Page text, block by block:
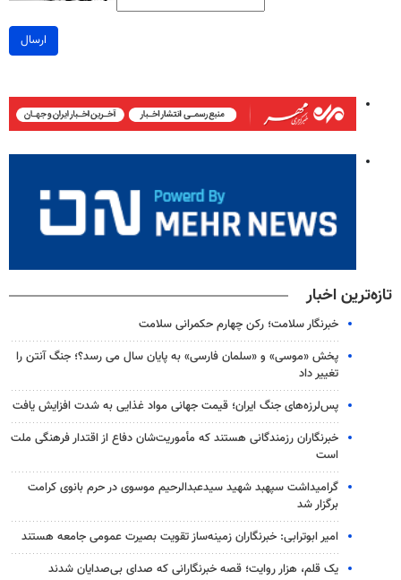
ارسال
تازه‌ترین اخبار
خبرنگار سلامت؛ رکن چهارم حکمرانی سلامت
پخش «موسی» و «سلمان فارسی» به پایان سال می رسد؟؛ جنگ آنتن را
تغییر داد
پس‌لرزه‌های جنگ ایران؛ قیمت جهانی مواد غذایی به شدت افزایش یافت
خبرنگاران رزمندگانی هستند که مأموریت‌شان دفاع از اقتدار فرهنگی ملت
است
گرامیداشت سپهبد شهید سیدعبدالرحیم موسوی در حرم بانوی کرامت
برگزار شد
امیر ابوترابی: خبرنگاران زمینه‌ساز تقویت بصیرت عمومی جامعه هستند
یک قلم، هزار روایت؛ قصه خبرنگارانی که صدای بی‌صدایان شدند